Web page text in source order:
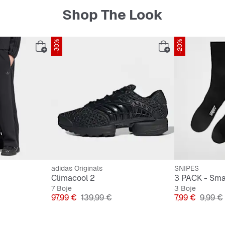
Shop The Look
-30%
adidas Originals
Climacool 2
7 Boje
Cijena
97,99 € Originalna cijena
139,99 €
-20%
SNIPES
3 Boje
Cijena
7,99 € 9,99 €